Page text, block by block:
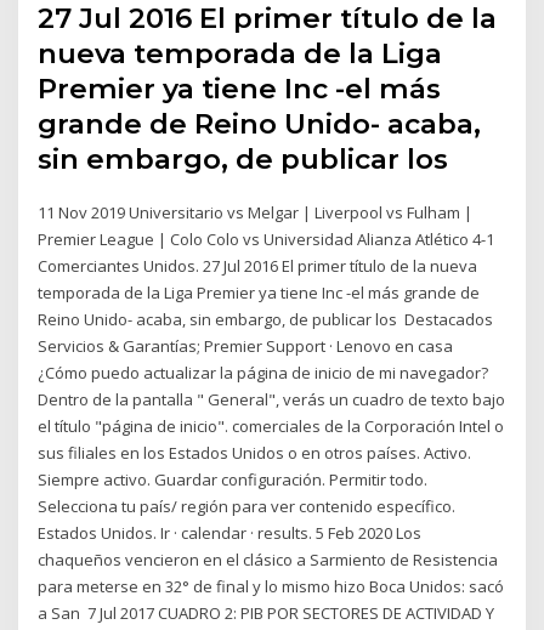
27 Jul 2016 El primer título de la
nueva temporada de la Liga
Premier ya tiene Inc -el más
grande de Reino Unido- acaba,
sin embargo, de publicar los
11 Nov 2019 Universitario vs Melgar | Liverpool vs Fulham |
Premier League | Colo Colo vs Universidad Alianza Atlético 4-1
Comerciantes Unidos. 27 Jul 2016 El primer título de la nueva
temporada de la Liga Premier ya tiene Inc -el más grande de
Reino Unido- acaba, sin embargo, de publicar los Destacados
Servicios & Garantías; Premier Support · Lenovo en casa
¿Cómo puedo actualizar la página de inicio de mi navegador?
Dentro de la pantalla " General", verás un cuadro de texto bajo
el título "página de inicio". comerciales de la Corporación Intel o
sus filiales en los Estados Unidos o en otros países. Activo.
Siempre activo. Guardar configuración. Permitir todo.
Selecciona tu país/ región para ver contenido específico.
Estados Unidos. Ir · calendar · results. 5 Feb 2020 Los
chaqueños vencieron en el clásico a Sarmiento de Resistencia
para meterse en 32° de final y lo mismo hizo Boca Unidos: sacó
a San 7 Jul 2017 CUADRO 2: PIB POR SECTORES DE ACTIVIDAD Y